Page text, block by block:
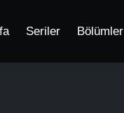
Seriler Bölümler